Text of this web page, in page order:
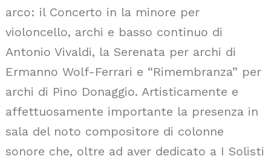
arco: il Concerto in la minore per
violoncello, archi e basso continuo di
Antonio Vivaldi, la Serenata per archi di
Ermanno Wolf-Ferrari e “Rimembranza” per
archi di Pino Donaggio. Artisticamente e
affettuosamente importante la presenza in
sala del noto compositore di colonne
sonore che, oltre ad aver dedicato a I Solisti